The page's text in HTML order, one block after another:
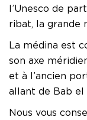
l’Unesco de
ribat, la grande
La médina est
son axe
et à l’ancien
allant de Bab el
Nous vous